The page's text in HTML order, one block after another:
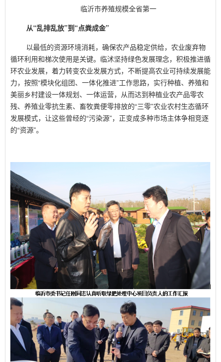
临沂市养殖规模全省第一
从“乱排乱放”到“点粪成金”
以最低的资源环境消耗，确保农产品稳定供给，农业废弃物
循环利用和梯次使用是关键。临沭坚持绿色发展理念，积极推进循
环农业发展，着力转变农业发展方式，不断提高农业可持续发展能
力，按照“模块化组团、一体化推进”工作思路，实行种植、养殖和
美丽乡村建设一体规划、一体运营，从而达到种植业农产品零农
残、养殖业零抗生素、畜牧粪便零排放的“三零”农业农村生态循环
发展模式，让这些曾经的“污染源”，正变成多种市场主体争相竞逐
的“资源”。